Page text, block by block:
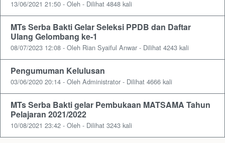
13/06/2021 21:50 - Oleh - Dilihat 4848 kali
MTs Serba Bakti Gelar Seleksi PPDB dan Daftar
Ulang Gelombang ke-1
08/07/2023 12:08 - Oleh Rian Syaiful Anwar - Dilihat 4243 kali
Pengumuman Kelulusan
03/06/2020 20:14 - Oleh Administrator - Dilihat 4666 kali
MTs Serba Bakti gelar Pembukaan MATSAMA Tahun
Pelajaran 2021/2022
10/08/2021 23:42 - Oleh - Dilihat 3243 kali